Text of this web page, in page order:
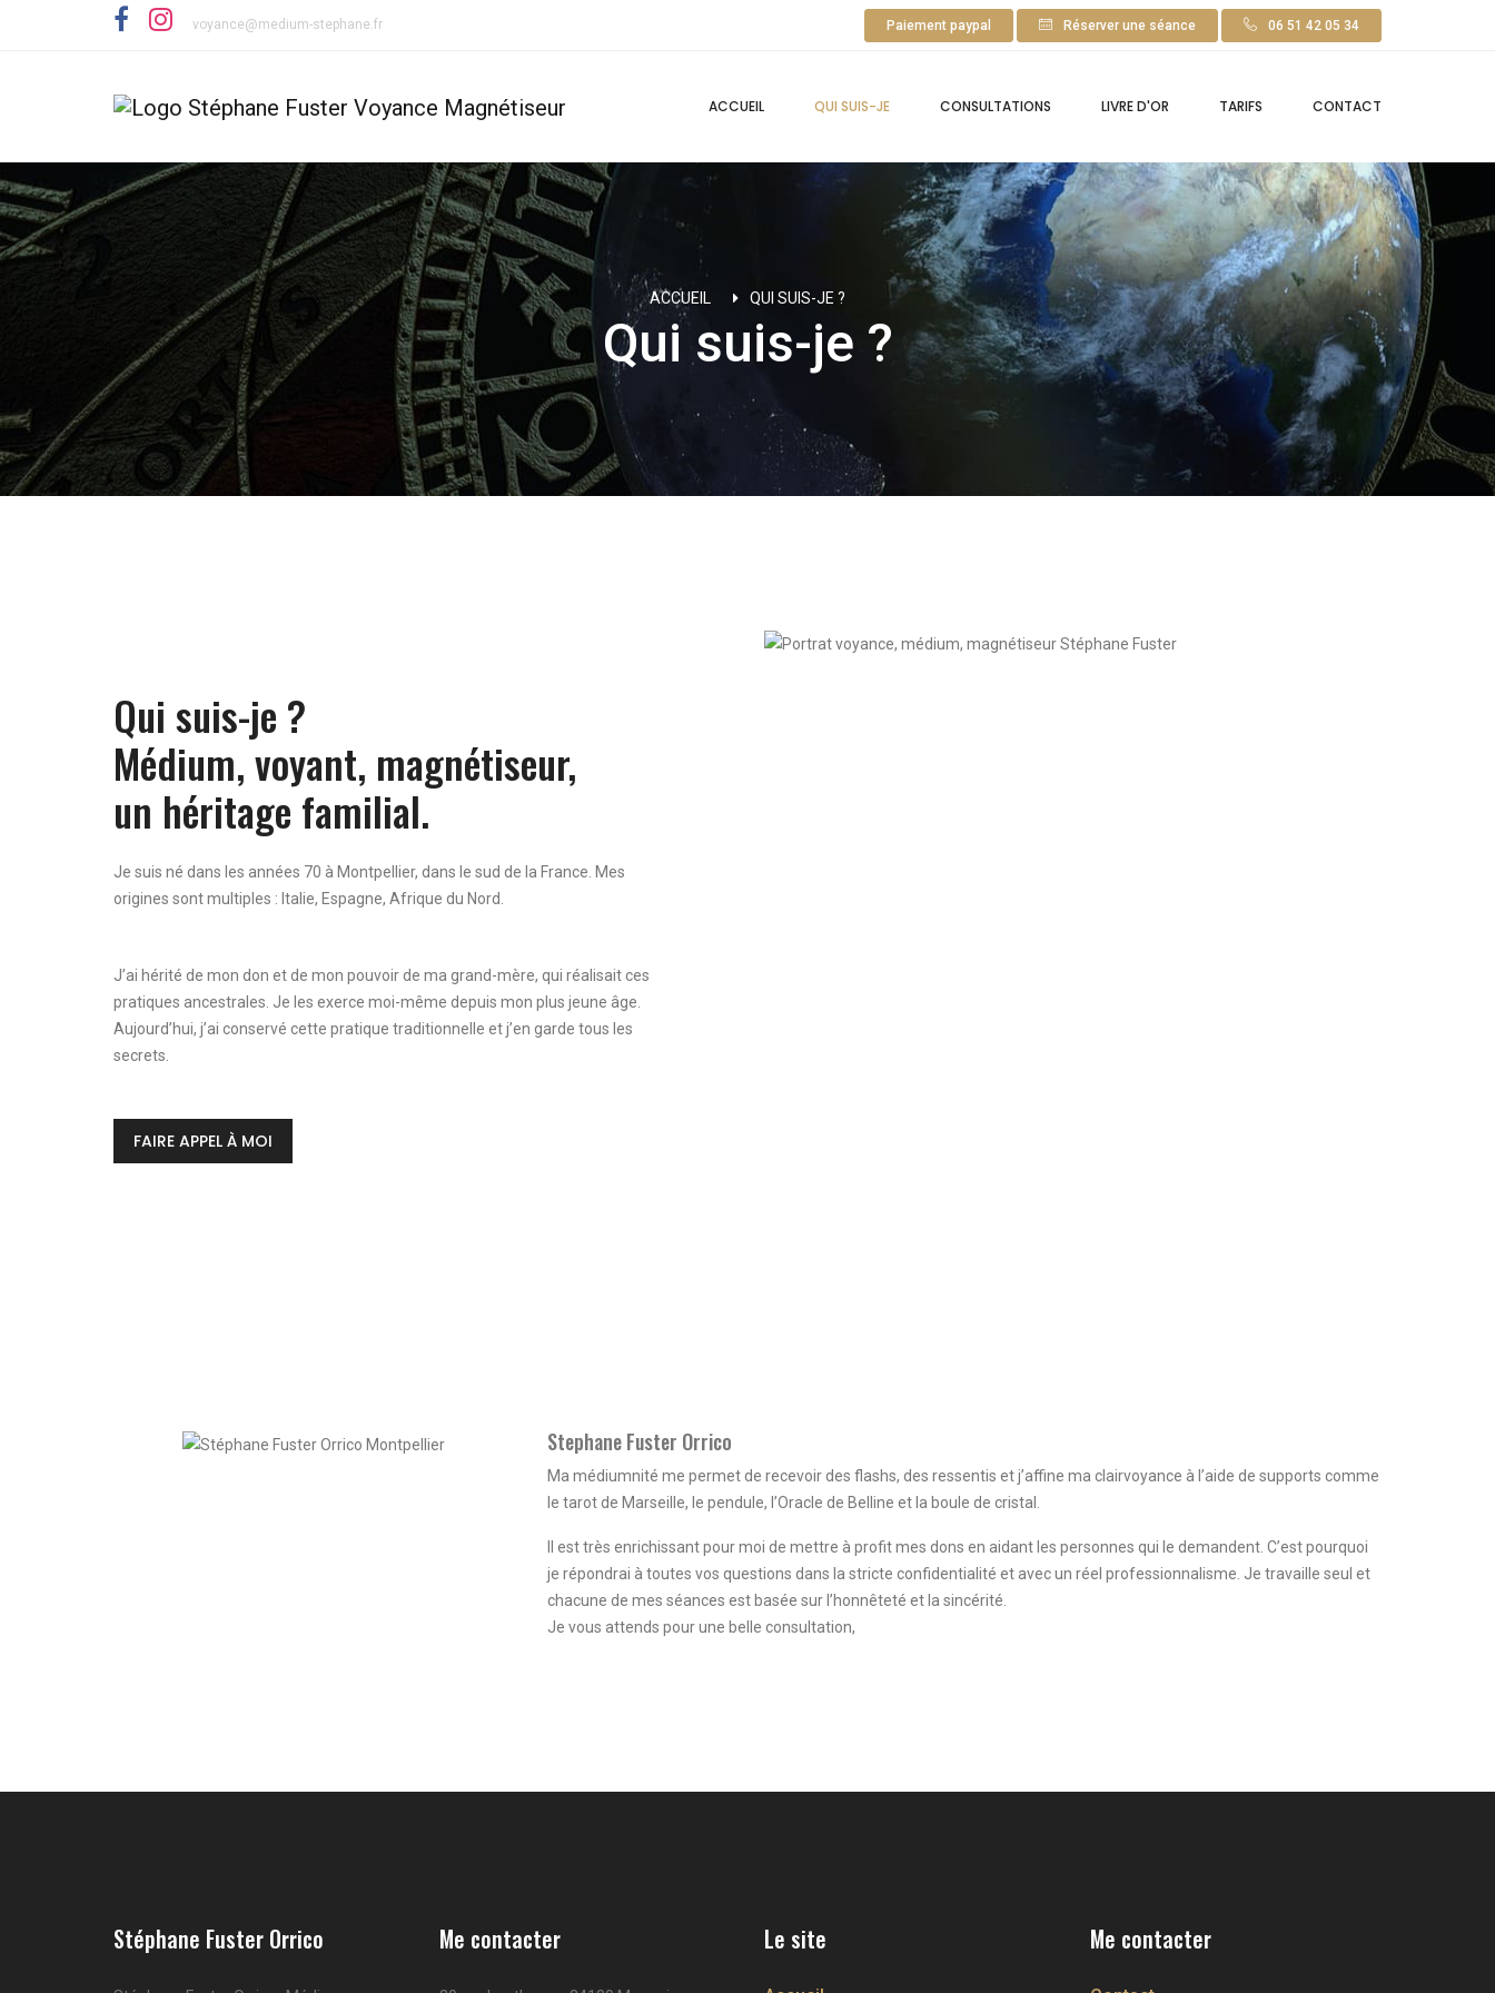
voyance@medium-stephane.fr Paiement paypal Réserver une séance 06 51 42 05 34
ACCUEIL QUI SUIS-JE CONSULTATIONS LIVRE D'OR TARIFS CONTACT
ACCUEIL QUI SUIS-JE ?
Qui suis-je ?
Qui suis-je ?
Médium, voyant, magnétiseur,
un héritage familial.
Je suis né dans les années 70 à Montpellier, dans le sud de la France. Mes
origines sont multiples : Italie, Espagne, Afrique du Nord.
J’ai hérité de mon don et de mon pouvoir de ma grand-mère, qui réalisait ces
pratiques ancestrales. Je les exerce moi-même depuis mon plus jeune âge.
Aujourd’hui, j’ai conservé cette pratique traditionnelle et j’en garde tous les
secrets.
FAIRE APPEL À MOI
Stephane Fuster Orrico
Ma médiumnité me permet de recevoir des flashs, des ressentis et j’affine ma clairvoyance à l’aide de supports comme
le tarot de Marseille, le pendule, l’Oracle de Belline et la boule de cristal.
Il est très enrichissant pour moi de mettre à profit mes dons en aidant les personnes qui le demandent. C’est pourquoi
je répondrai à toutes vos questions dans la stricte confidentialité et avec un réel professionnalisme. Je travaille seul et
chacune de mes séances est basée sur l’honnêteté et la sincérité.
Je vous attends pour une belle consultation,
Stéphane Fuster Orrico Me contacter Le site Me contacter